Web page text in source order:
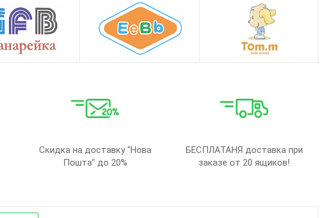
Скидка на доставку "Нова
Пошта" до 20%
БЕСПЛАТАНЯ доставка при
заказе от 20 ящиков!